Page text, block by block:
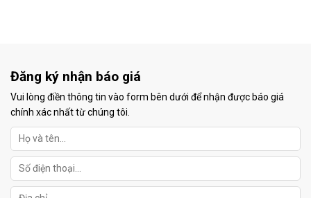
Đăng ký nhận báo giá
Vui lòng điền thông tin vào form bên dưới để nhận được báo giá
chính xác nhất từ chúng tôi.